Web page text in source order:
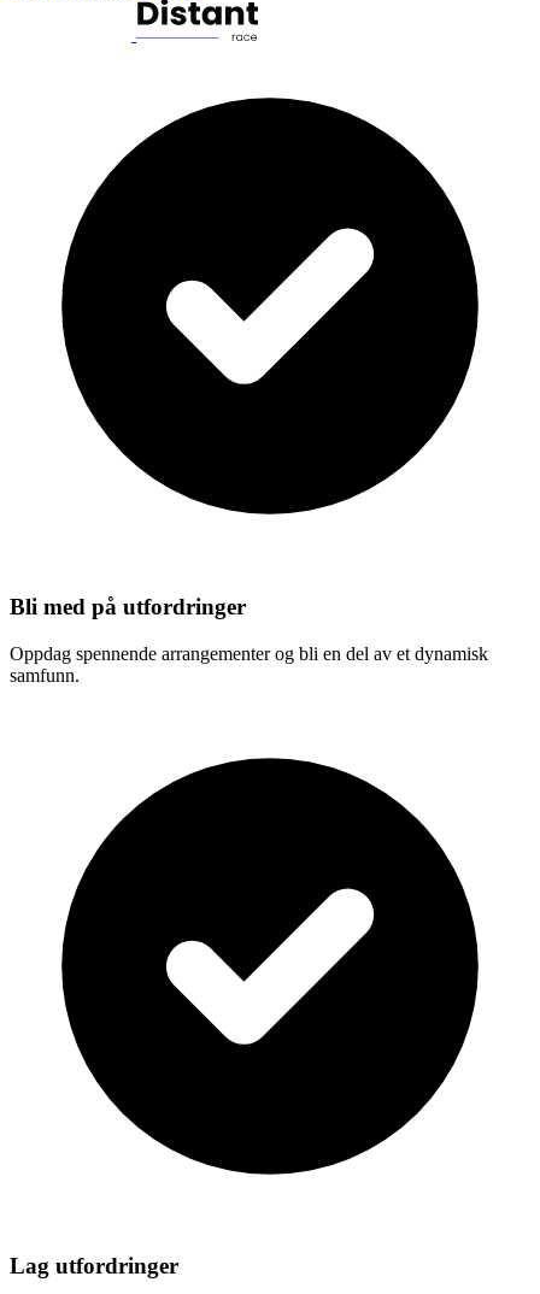
Bli med på utfordringer
Oppdag spennende arrangementer og bli en del av et dynamisk
samfunn.
Lag utfordringer